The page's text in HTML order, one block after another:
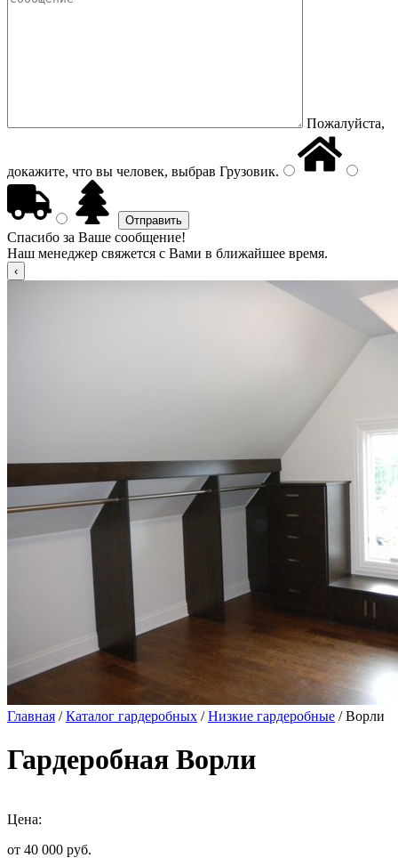
Пожалуйста,
докажите, что вы человек, выбрав Грузовик.
Спасибо за Ваше сообщение!
Наш менеджер свяжется с Вами в ближайшее время.
Главная /Каталог гардеробных /Низкие гардеробные / Ворли
Гардеробная Ворли
Цена:
от 40 000 руб.